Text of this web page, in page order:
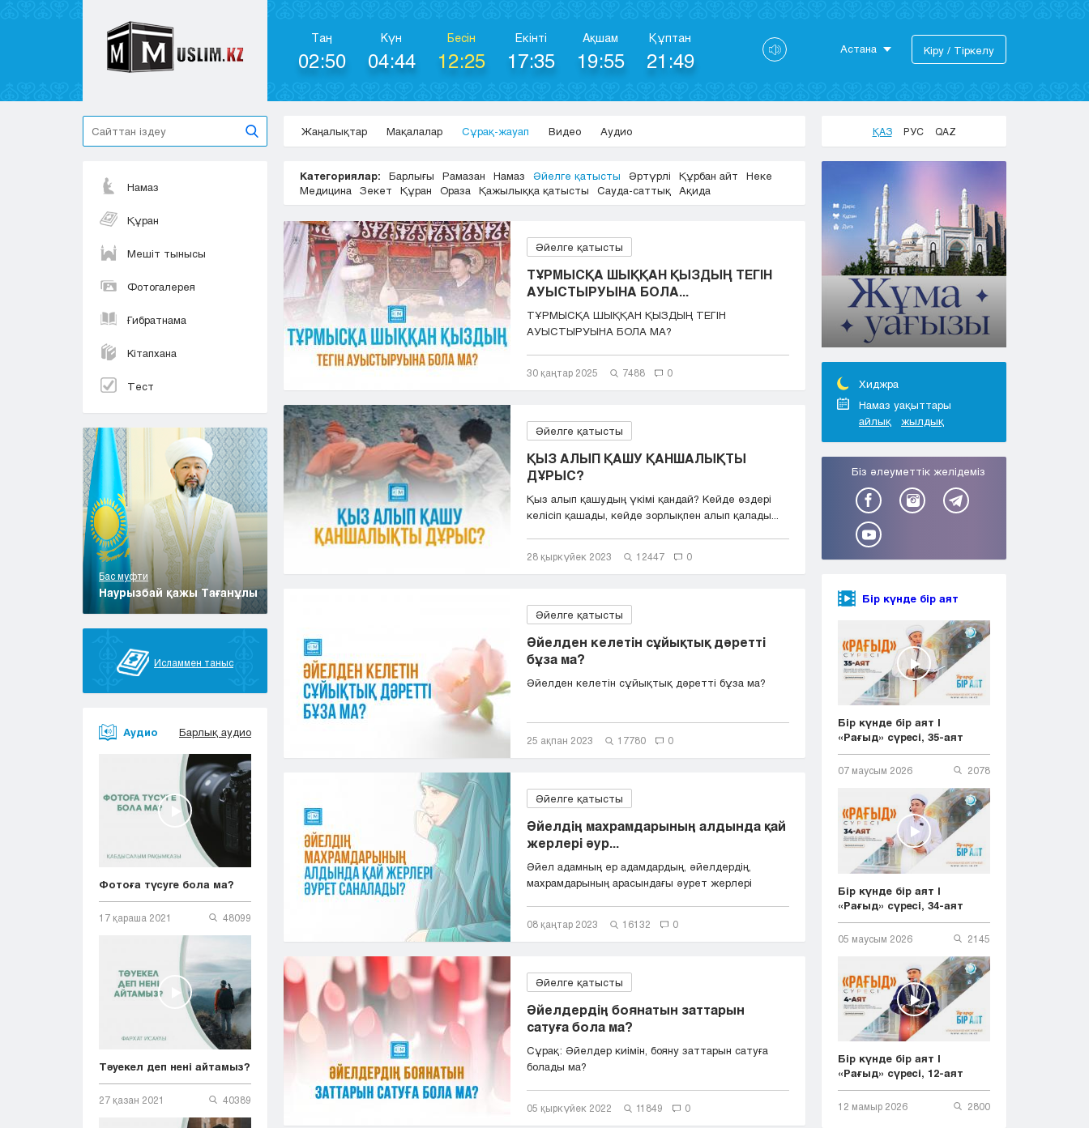
Таң
02:50
Күн
04:44
Бесін
12:25
Екінті
17:35
Ақшам
19:55
Құптан
21:49 Астана
Актобе
Караганда
Кокшетау
Костанай
Кызылорда
Павлодар
Петропавловск
Семей
Талдыкорган
Тараз
Туркестан
Уральск
Усть-Каменогорск
Шымкент
Кіру / Тіркелу
Жаңалықтар Мақалалар Сұрақ-жауап Видео Аудио ҚАЗ РУС QAZ
Намаз
Құран
Мешіт тынысы
Фотогалерея
Ғибратнама
Кітапхана
Тест
Бас муфти
Наурызбай қажы Тағанұлы
Исламмен таныс
Аудио Барлық аудио
Фотоға түсуге бола ма?
17 қараша 2021 48099
Тәуекел деп нені айтамыз?
27 қазан 2021 40389
Категориялар: Барлығы Рамазан Намаз Әйелге қатысты Әртүрлі Құрбан айт
Неке
Медицина
Зекет Құран Ораза Қажылыққа қатысты Сауда-саттық Ақида
Әйелге қатысты
ТҰРМЫСҚА ШЫҚҚАН ҚЫЗДЫҢ ТЕГІН
АУЫСТЫРУЫНА БОЛА...
ТҰРМЫСҚА ШЫҚҚАН ҚЫЗДЫҢ ТЕГІН
АУЫСТЫРУЫНА БОЛА МА?
30 қаңтар 2025 7488 0
Әйелге қатысты
ҚЫЗ АЛЫП ҚАШУ ҚАНШАЛЫҚТЫ
ДҰРЫС?
Қыз алып қашудың үкімі қандай? Кейде өздері
келісіп қашады, кейде зорлықпен алып қалады...
28 қыркүйек 2023 12447 0
Әйелге қатысты
Әйелден келетін сұйықтық дәретті
бұза ма?
Әйелден келетін сұйықтық дәретті бұза ма?
25 ақпан 2023 17780 0
Әйелге қатысты
Әйелдің махрамдарының алдында қай
жерлері әур...
Әйел адамның ер адамдардың, әйелдердің,
махрамдарының арасындағы әурет жерлері
08 қаңтар 2023 16132 0
Әйелге қатысты
Әйелдердің боянатын заттарын
сатуға бола ма?
Сұрақ: Әйелдер киімін, бояну заттарын сатуға
болады ма?
05 қыркүйек 2022 11849 0
Хиджра
Намаз уақыттары
айлық
жылдық
Біз әлеуметтік желідеміз
Бір күнде бір аят
Бір күнде бір аят |
«Рағыд» сүресі, 35-аят
07 маусым 2026 2078
Бір күнде бір аят |
«Рағыд» сүресі, 34-аят
05 маусым 2026 2145
Бір күнде бір аят |
«Рағыд» сүресі, 12-аят
12 мамыр 2026 2800